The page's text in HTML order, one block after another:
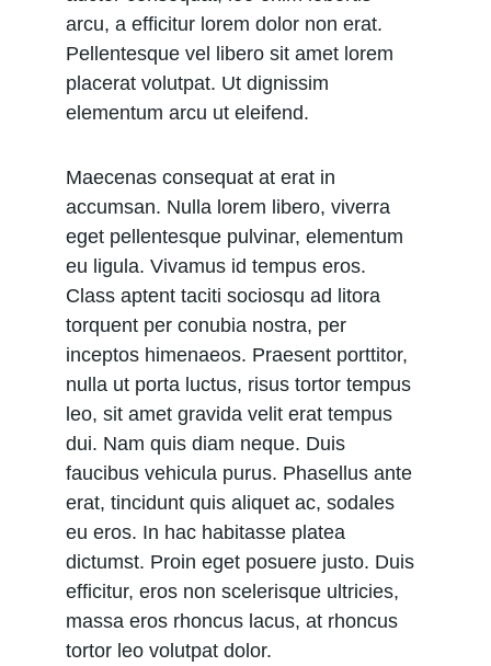
arcu, a efficitur lorem dolor non erat.
Pellentesque vel libero sit amet lorem
placerat volutpat. Ut dignissim
elementum arcu ut eleifend.
Maecenas consequat at erat in
accumsan. Nulla lorem libero, viverra
eget pellentesque pulvinar, elementum
eu ligula. Vivamus id tempus eros.
Class aptent taciti sociosqu ad litora
torquent per conubia nostra, per
inceptos himenaeos. Praesent porttitor,
nulla ut porta luctus, risus tortor tempus
leo, sit amet gravida velit erat tempus
dui. Nam quis diam neque. Duis
faucibus vehicula purus. Phasellus ante
erat, tincidunt quis aliquet ac, sodales
eu eros. In hac habitasse platea
dictumst. Proin eget posuere justo. Duis
efficitur, eros non scelerisque ultricies,
massa eros rhoncus lacus, at rhoncus
tortor leo volutpat dolor.